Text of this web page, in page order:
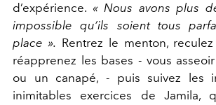
d’expérience. « Nous avons plus
impossible qu’ils soient tous
place ». Rentrez le menton,
réapprenez les bases - vous
ou un canapé, - puis suivez les
inimitables exercices de Jamila,